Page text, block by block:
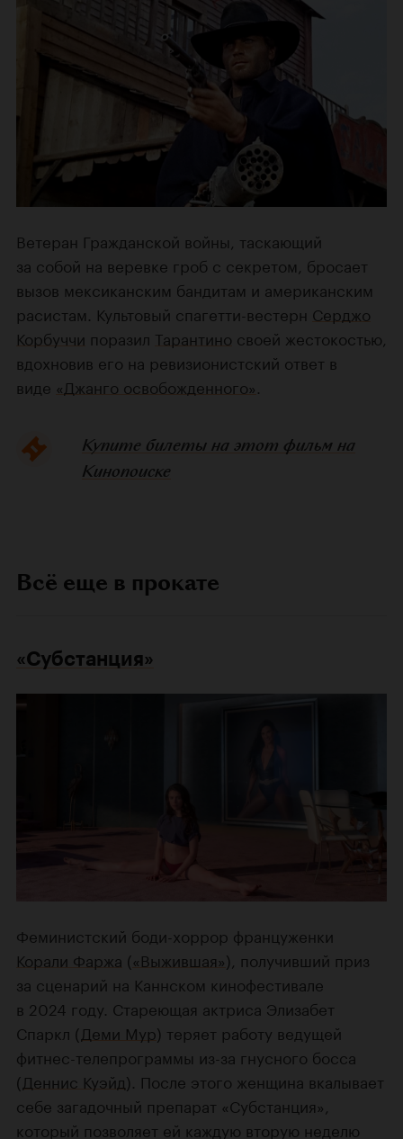
Ветеран Гражданской войны, таскающий
за собой на веревке гроб с секретом, бросает
вызов мексиканским бандитам и американским
расистам. Культовый спагетти-вестерн Серджо
Корбуччи поразил Тарантино своей жестокостью,
вдохновив его на ревизионистский ответ в
виде «Джанго освобожденного»
Купите билеты на этот фильм на
Кинопоиске
Всё еще в прокате
«Субстанция»
Феминистский боди-хоррор француженки
Корали Фаржа («Выжившая»), получивший приз
за сценарий на Каннском кинофестивале
в 2024 году. Стареющая актриса Элизабет
Спаркл (Деми Мур) теряет работу ведущей
фитнес-телепрограммы из-за гнусного босса
(Деннис Куэйд). После этого женщина вкалывает
себе загадочный препарат «Субстанция»,
который позволяет ей каждую вторую неделю